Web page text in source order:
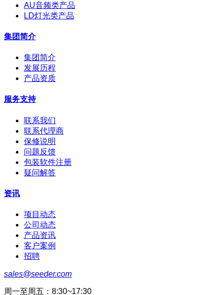
AU音频类产品
LD灯光类产品
集团简介
集团简介
发展历程
产品资质
服务支持
联系我们
联系代理商
保修说明
问题反馈
包装软件注册
疑问解答
资讯
项目动态
公司动态
产品资讯
客户案例
招聘
sales@seeder.com
周一至周五：8:30~17:30